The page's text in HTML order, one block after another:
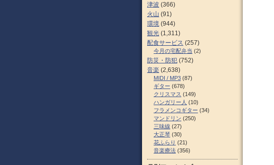
津波 (366)
火山 (91)
環境 (944)
観光 (1,311)
配食サービス (257)
今月の宅配弁当 (2)
防災・防犯 (752)
音楽 (2,638)
MIDI / MP3 (87)
ギター (678)
クリスマス (149)
ハンガリー人 (10)
フラメンコギター (34)
マンドリン (250)
三味線 (27)
大正琴 (30)
花ふらり (21)
音楽療法 (356)